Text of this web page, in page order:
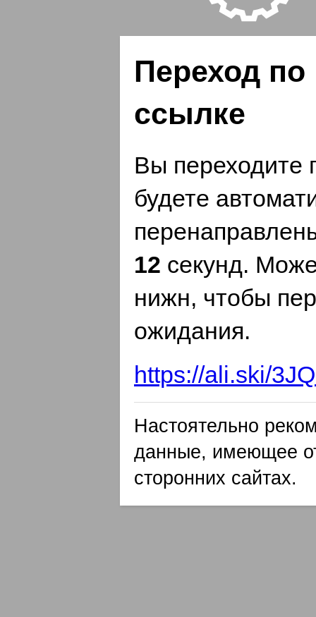
Переход
ссылке
Вы переходите
будете
12 секунд.
нижн, чтобы
ожидания.
https://ali.ski/
Настоятельно
данные, имеющее
сторонних сайтах.